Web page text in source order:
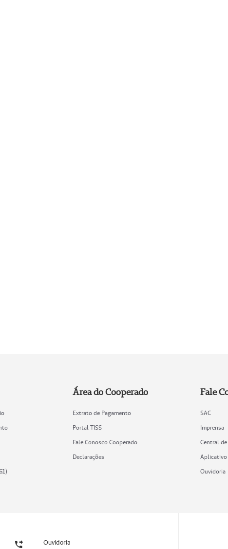
Área do Cooperado
Extrato de Pagamento
Portal TISS
Fale Conosco Cooperado
Declarações
Fale
SAC
Imprensa
Central
Aplicativo
Ouvidoria
Ouvidoria